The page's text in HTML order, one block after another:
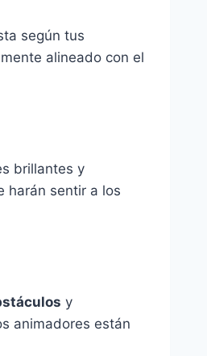
según tus
alineado con el
brillantes y
harán sentir a los
y
animadores están